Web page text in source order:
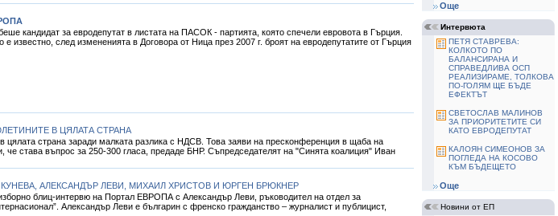
кандидат за евродепутат в листата на ПАСОК - партията, която спечели евровота в Гърция.
известно, след измененията в Договора от Ница през 2007 г. броят на евродепутатите от Гърция
В ЦЯЛАТА СТРАНА
страна заради малката разлика с НДСВ. Това заяви на пресконференция в щаба на
става въпрос за 250-300 гласа, предаде БНР. Съпредседателят на "Синята коалиция" Иван
АЛЕКСАНДЪР ЛЕВИ, МИХАИЛ ХРИСТОВ И ЮРГЕН БРЮКНЕР
блиц-интервю на Портал ЕВРОПА с Александър Леви, ръководител на отдел за
Александър Леви е българин с френско гражданство – журналист и публицист,
Още
Интервюта
ПЕТЯ СТАВРЕВА:
КОЛКОТО ПО
БАЛАНСИРАНА И
СПРАВЕДЛИВА ОСП
РЕАЛИЗИРАМЕ, ТОЛКОВА
ПО-ГОЛЯМ ЩЕ БЪДЕ
ЕФЕКТЪТ
СВЕТОСЛАВ МАЛИНОВ
ЗА ПРИОРИТЕТИТЕ СИ
КАТО ЕВРОДЕПУТАТ
КАЛОЯН СИМЕОНОВ ЗА
ПОГЛЕДА НА КОСОВО
КЪМ БЪДЕЩЕТО
Още
Новини от ЕП